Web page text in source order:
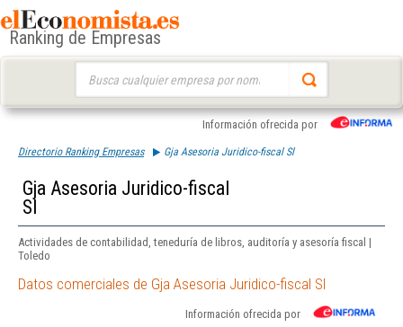
Ranking de Empresas
Información ofrecida por
Directorio Ranking Empresas Gja Asesoria Juridico-fiscal Sl
Gja Asesoria Juridico-fiscal
Sl
Actividades de contabilidad, teneduría de libros, auditoría y asesoría fiscal |
Toledo
Datos comerciales de Gja Asesoria Juridico-fiscal Sl
Información ofrecida por